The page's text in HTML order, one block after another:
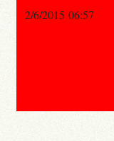
2/6/2015 06:57